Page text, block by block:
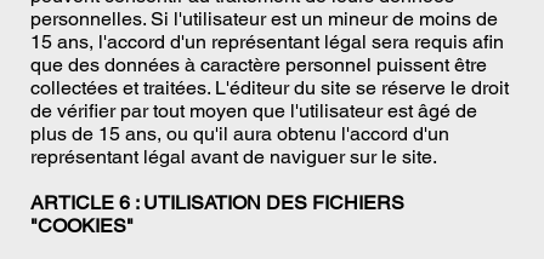
personnelles. Si l'utilisateur est un mineur de moins de
15 ans, l'accord d'un représentant légal sera requis afin
que des données à caractère personnel puissent être
collectées et traitées. L'éditeur du site se réserve le droit
de vérifier par tout moyen que l'utilisateur est âgé de
plus de 15 ans, ou qu'il aura obtenu l'accord d'un
représentant légal avant de naviguer sur le site.
ARTICLE 6 : UTILISATION DES FICHIERS
"COOKIES"